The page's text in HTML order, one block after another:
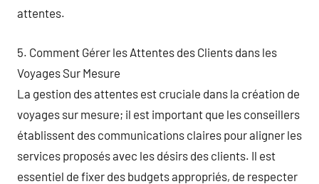
attentes.
5. Comment Gérer les Attentes des Clients dans les
Voyages Sur Mesure
La gestion des attentes est cruciale dans la création de
voyages sur mesure; il est important que les conseillers
établissent des communications claires pour aligner les
services proposés avec les désirs des clients. Il est
essentiel de fixer des budgets appropriés, de respecter